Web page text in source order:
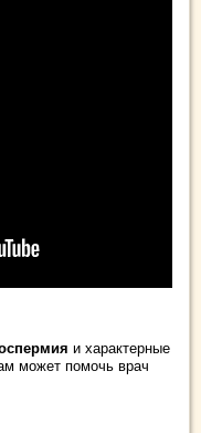
и характерные
может помочь врач